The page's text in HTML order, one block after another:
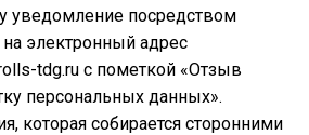
уведомление посредством
электронный адрес
tdg.ru с пометкой «Отзыв
персональных данных».
которая собирается сторонними